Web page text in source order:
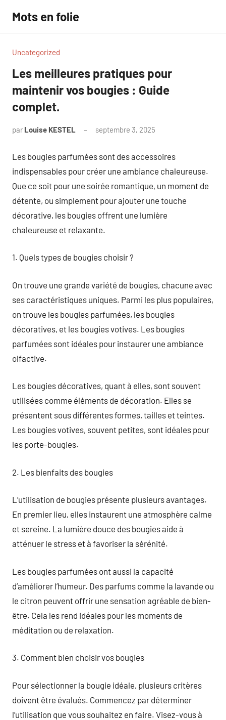
contenu
Mots en folie
Uncategorized
Les meilleures pratiques pour
maintenir vos bougies : Guide
complet.
par Louise KESTEL septembre 3, 2025
Les bougies parfumées sont des accessoires
indispensables pour créer une ambiance chaleureuse.
Que ce soit pour une soirée romantique, un moment de
détente, ou simplement pour ajouter une touche
décorative, les bougies offrent une lumière
chaleureuse et relaxante.
1. Quels types de bougies choisir ?
On trouve une grande variété de bougies, chacune avec
ses caractéristiques uniques. Parmi les plus populaires,
on trouve les bougies parfumées, les bougies
décoratives, et les bougies votives. Les bougies
parfumées sont idéales pour instaurer une ambiance
olfactive.
Les bougies décoratives, quant à elles, sont souvent
utilisées comme éléments de décoration. Elles se
présentent sous différentes formes, tailles et teintes.
Les bougies votives, souvent petites, sont idéales pour
les porte-bougies.
2. Les bienfaits des bougies
L’utilisation de bougies présente plusieurs avantages.
En premier lieu, elles instaurent une atmosphère calme
et sereine. La lumière douce des bougies aide à
atténuer le stress et à favoriser la sérénité.
Les bougies parfumées ont aussi la capacité
d’améliorer l’humeur. Des parfums comme la lavande ou
le citron peuvent offrir une sensation agréable de bien-
être. Cela les rend idéales pour les moments de
méditation ou de relaxation.
3. Comment bien choisir vos bougies
Pour sélectionner la bougie idéale, plusieurs critères
doivent être évalués. Commencez par déterminer
l’utilisation que vous souhaitez en faire. Visez-vous à